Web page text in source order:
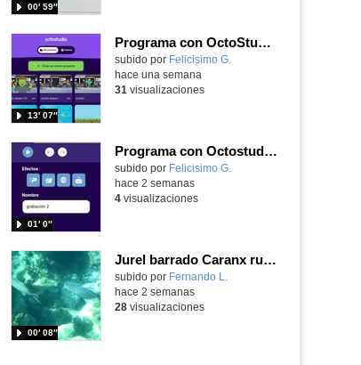
00′ 59″
Programa con OctoStudio, un juego de disparos contra Zombies con un cargador basado en el House of the dead
Contenido educativo.
subido por Felicisimo G.
13′ 07″
hace una semana
31 visualizaciones
Programa con Octostudio, una animación utilizando la cámara para una foto y audio y texto para comunicar.
Contenido educativo.
subido por Felicisimo G.
01′ 0″
hace 2 semanas
4visualizaciones
Jurel barrado Caranx ruber (Bloch, 1793)
Contenido educativo.
subido por Fernando L.
00′ 08″
hace 2 semanas
28visualizaciones